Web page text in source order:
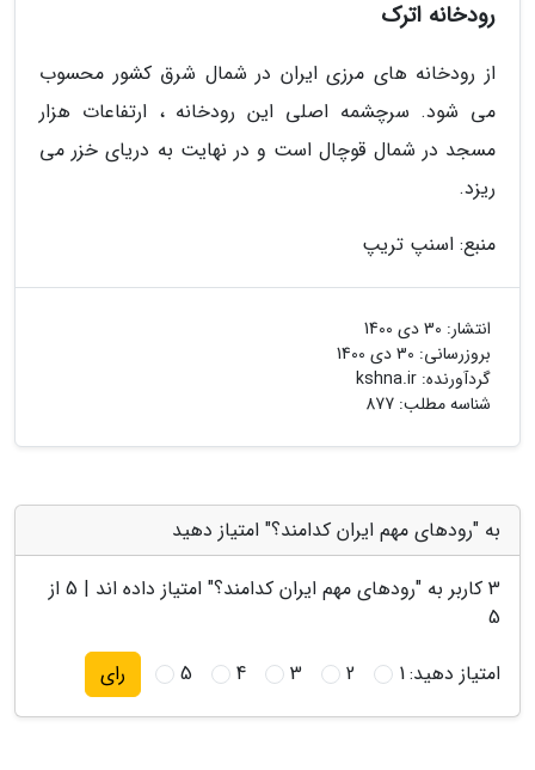
رودخانه اترک
از رودخانه های مرزی ایران در شمال شرق کشور محسوب
می شود. سرچشمه اصلی این رودخانه ، ارتفاعات هزار
مسجد در شمال قوچال است و در نهایت به دریای خزر می
ریزد.
منبع: اسنپ تریپ
انتشار: 30 دی 1400
بروزرسانی: 30 دی 1400
گردآورنده: kshna.ir
شناسه مطلب: 877
به "رودهای مهم ایران کدامند؟" امتیاز دهید
3 کاربر به "رودهای مهم ایران کدامند؟" امتیاز داده اند | 5 از
5
امتیاز دهید:1
2
3
4
5 رای